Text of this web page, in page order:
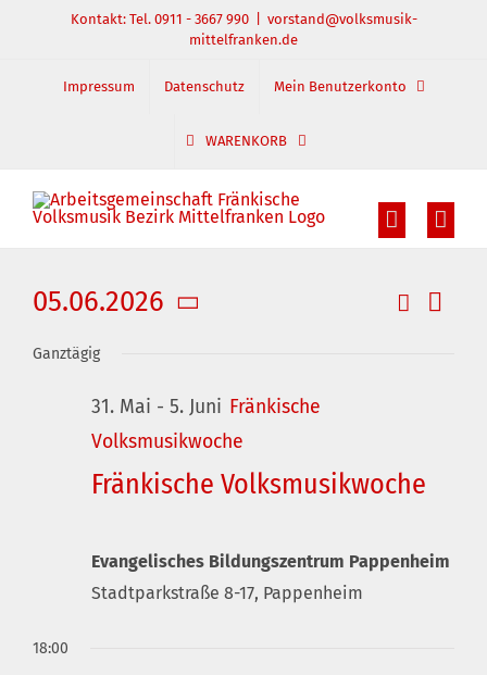
springen
Kontakt: Tel. 0911 - 3667 990
vorstand@volksmusik-
mittelfranken.de
Impressum Datenschutz Mein Benutzerkonto
WARENKORB
Suche
Tag
05.06.2026
wählen.
Ganztägig
Fränkische Volksmusikwoche
31. Mai - 5. Juni Fränkische
Volksmusikwoche
Evangelisches Bildungszentrum Pappenheim
Stadtparkstraße 8-17, Pappenheim
18:00